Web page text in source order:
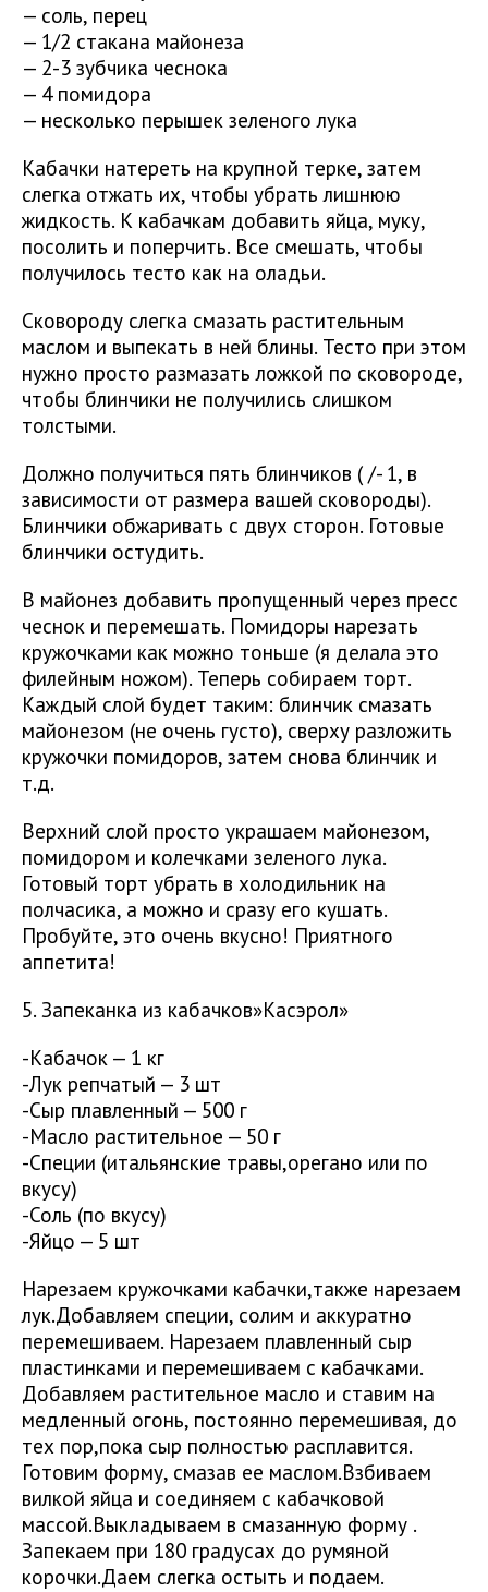
— соль, перец
— 1/2 стакана майонеза
— 2-3 зубчика чеснока
— 4 помидора
— несколько перышек зеленого лука
Кабачки натереть на крупной терке, затем
слегка отжать их, чтобы убрать лишнюю
жидкость. К кабачкам добавить яйца, муку,
посолить и поперчить. Все смешать, чтобы
получилось тесто как на оладьи.
Сковороду слегка смазать растительным
маслом и выпекать в ней блины. Тесто при этом
нужно просто размазать ложкой по сковороде,
чтобы блинчики не получились слишком
толстыми.
Должно получиться пять блинчиков ( /- 1, в
зависимости от размера вашей сковороды).
Блинчики обжаривать с двух сторон. Готовые
блинчики остудить.
В майонез добавить пропущенный через пресс
чеснок и перемешать. Помидоры нарезать
кружочками как можно тоньше (я делала это
филейным ножом). Теперь собираем торт.
Каждый слой будет таким: блинчик смазать
майонезом (не очень густо), сверху разложить
кружочки помидоров, затем снова блинчик и
т.д.
Верхний слой просто украшаем майонезом,
помидором и колечками зеленого лука.
Готовый торт убрать в холодильник на
полчасика, а можно и сразу его кушать.
Пробуйте, это очень вкусно! Приятного
аппетита!
5. Запеканка из кабачков»Касэрол»
-Кабачок — 1 кг
-Лук репчатый — 3 шт
-Сыр плавленный — 500 г
-Масло растительное — 50 г
-Специи (итальянские травы,орегано или по
вкусу)
-Соль (по вкусу)
-Яйцо — 5 шт
Нарезаем кружочками кабачки,также нарезаем
лук.Добавляем специи, солим и аккуратно
перемешиваем. Нарезаем плавленный сыр
пластинками и перемешиваем с кабачками.
Добавляем растительное масло и ставим на
медленный огонь, постоянно перемешивая, до
тех пор,пока сыр полностью расплавится.
Готовим форму, смазав ее маслом.Взбиваем
вилкой яйца и соединяем с кабачковой
массой.Выкладываем в смазанную форму .
Запекаем при 180 градусах до румяной
корочки.Даем слегка остыть и подаем.